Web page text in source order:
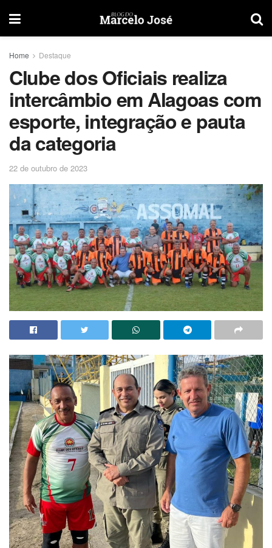
Home Destaque
Clube dos Oficiais realiza
intercâmbio em Alagoas com
esporte, integração e pauta
da categoria
22 de outubro de 2023